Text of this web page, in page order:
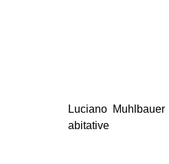
Luciano
abitative